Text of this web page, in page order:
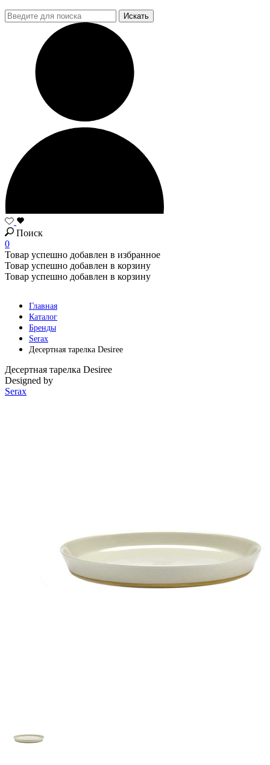
Поиск
0
Товар успешно добавлен в избранное
Товар успешно добавлен в корзину
Товар успешно добавлен в корзину
Главная
Каталог
Бренды
Serax
Десертная тарелка Desiree
Десертная тарелка Desiree
Designed by
Serax